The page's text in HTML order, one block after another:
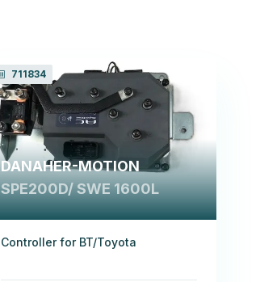
711834
DANAHER-MOTION
SPE200D/ SWE 1600L
Controller for BT/Toyota